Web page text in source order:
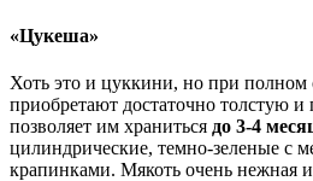
«Цукеша»
Хоть это и цуккини, но при полном
приобретают достаточно толстую
позволяет им храниться до 3-4
цилиндрические, темно-зеленые с
крапинками. Мякоть очень нежная и